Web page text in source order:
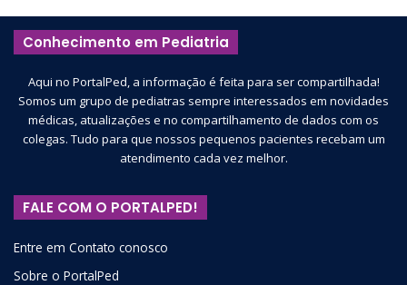
jogo uma atividade cotidiana dominante;
(irritabilidade, ansiedade ou tristeza);
Desenvolvimento detolerância– precisar cada
vez aumentar mais o tempo de jogo diário;
Tentativas frustradas dereduzira participação
Perda de interesseem relacionamentos extra-
jogos eletrônicos,
Conhecimento em Pediatria
Aqui no PortalPed, a informação é feita para ser compartilhada!
Somos um grupo de pediatras sempre interessados em novidades
médicas, atualizações e no compartilhamento de dados com os
colegas. Tudo para que nossos pequenos pacientes recebam um
atendimento cada vez melhor.
FALE COM O PORTALPED!
Entre em Contato conosco
Sobre o PortalPed